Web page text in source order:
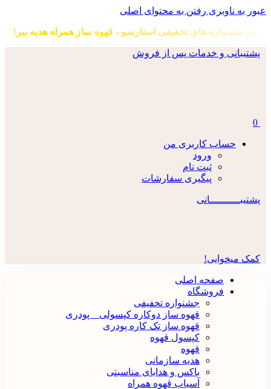
عبور به ناوبری رفتن به محتوای اصلی
جشنواره های تخفیفی استارسو ، قهوه ساز همراه هدیه
پشتیبانی و خدمات پس از فروش
0
حساب کاربری من
ورود
ثبت نام
پیگیری سفارشات
پشتیبــــــــــانی
کمک میخوایی!
صفحه اصلی
فروشگاه
جشنواره تخفیفی
قهوه ساز دوکاره کپسولی _ پودری
قهوه‌ ساز تک کاره پودری
کپسول قهوه
قهوه
هدیه سازمانی
باکس و هدایای مناسبتی
آسیاب قهوه همراه